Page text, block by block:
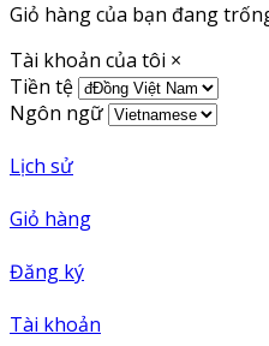
Giỏ hàng của bạn đang
Tài khoản của tôi ×
Tiền tệ
Ngôn ngữ
Lịch sử
Giỏ hàng
Đăng ký
Tài khoản